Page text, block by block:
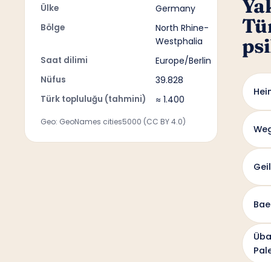
Ülke Germany
Bölge
North Rhine-
Westphalia
Saat dilimi Europe/Berlin
Nüfus 39.828
Türk topluluğu (tahmini) ≈ 1.400
Geo: GeoNames cities5000 (CC BY 4.0)